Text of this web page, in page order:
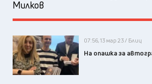
Милков
07:56, 13 мар 23 / Блиц
На опашка за